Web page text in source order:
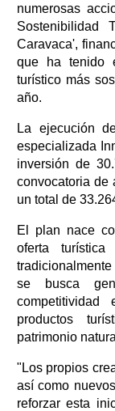
numerosas
Sostenibilidad
Caravaca',
que ha tenido
turístico más
año.
La ejecución
especializada
inversión de
convocatoria de
un total de
El plan nace
oferta
se busca
productos
patrimonio
"Los propios
así como
reforzar esta